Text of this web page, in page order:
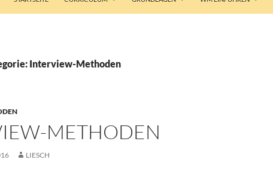
Interview-Methoden
METHODEN
LIESCH